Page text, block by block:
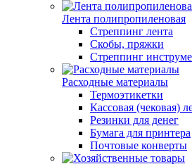
Лента полипропиленовая
Стреппинг лента
Скобы, пряжки
Стреппинг
Расходные материалы
Термоэтикетки
Кассовая (чековая)
Резинки для денег
Бумага для принтера
Почтовые конверты